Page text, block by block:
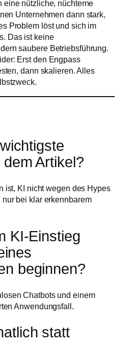
eine nützliche, nüchterne
Unternehmen dann stark,
Problem löst und sich im
Das ist keine
saubere Betriebsführung.
Erst den Engpass
dann skalieren. Alles
Artikel?
ist, KI nicht wegen des Hypes
bei klar erkennbarem
KI-Einstieg
beginnen?
Chatbots und einem
Anwendungsfall.
statt